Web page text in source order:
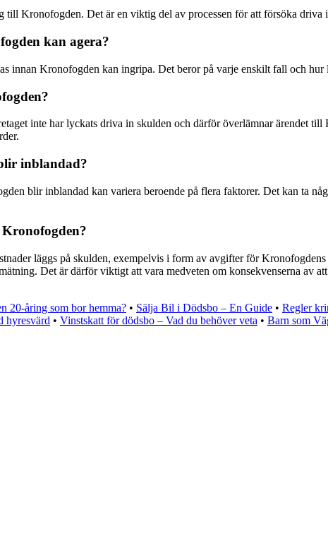
till Kronofogden. Det är en viktig del av processen för att försöka
kan agera?
innan Kronofogden kan ingripa. Det beror på varje enskilt fall och
inte har lyckats driva in skulden och därför överlämnar ärendet
inblandad?
blir inblandad kan variera beroende på flera faktorer. Det kan ta
läggs på skulden, exempelvis i form av avgifter för
Det är därför viktigt att vara medveten om konsekvenserna av
20-åring som bor hemma? • Sälja Bil i Dödsbo – En Guide • Regler
hyresvärd • Vinstskatt för dödsbo – Vad du behöver veta • Barn som